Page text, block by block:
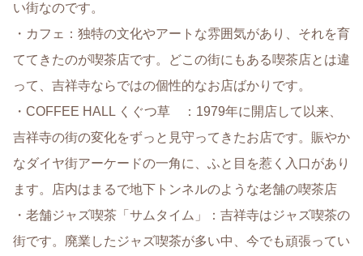
い街なのです。
・カフェ：独特の文化やアートな雰囲気があり、それを育
ててきたのが喫茶店です。どこの街にもある喫茶店とは違
って、吉祥寺ならではの個性的なお店ばかりです。
・COFFEE HALL くぐつ草 ：1979年に開店して以来、
吉祥寺の街の変化をずっと見守ってきたお店です。賑やか
なダイヤ街アーケードの一角に、ふと目を惹く入口があり
ます。店内はまるで地下トンネルのような老舗の喫茶店
・老舗ジャズ喫茶「サムタイム」：吉祥寺はジャズ喫茶の
街です。廃業したジャズ喫茶が多い中、今でも頑張ってい